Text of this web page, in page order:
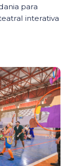
para
interativa